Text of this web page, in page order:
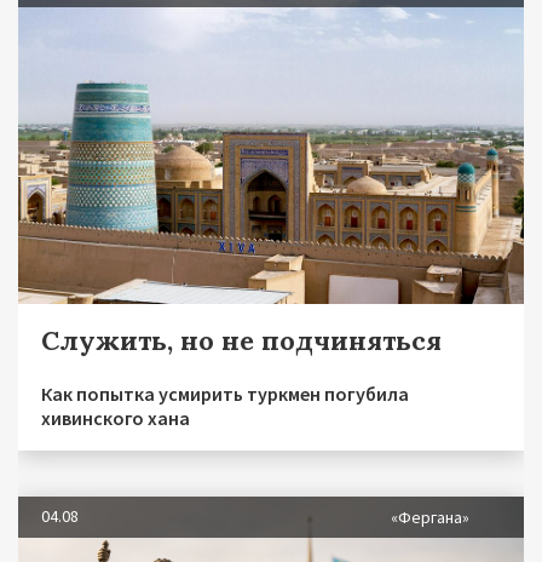
Служить, но не подчиняться
Как попытка усмирить туркмен погубила
хивинского хана
04.08 «Фергана»